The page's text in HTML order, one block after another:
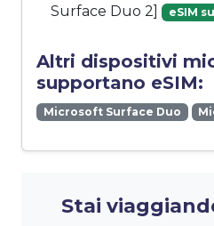
Surface Duo 2]
eSIM
Altri dispositivi
supportano eSIM:
Microsoft Surface Duo
Stai